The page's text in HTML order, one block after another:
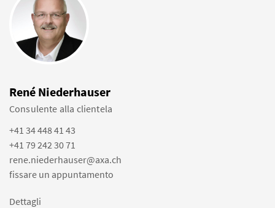
René Niederhauser
Consulente alla clientela
+41 34 448 41 43
+41 79 242 30 71
rene.niederhauser@axa.ch
fissare un appuntamento
Dettagli